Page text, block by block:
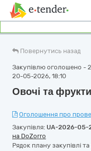
Повернутись назад
Закупівлю оголошено -
20-05-2026, 18:10
Овочі та фрукти
Оголошення про
Закупівля: UA-2026-05-
на DoZorro
Рядок плану закупівлі